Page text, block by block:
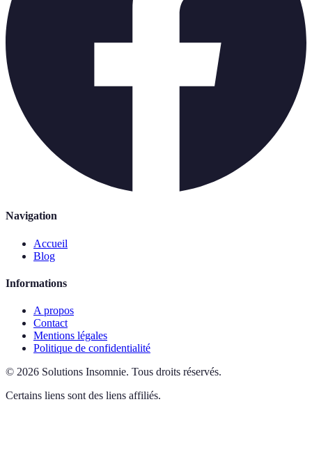
Navigation
Accueil
Blog
Informations
A propos
Contact
Mentions légales
Politique de confidentialité
© 2026 Solutions Insomnie. Tous droits réservés.
Certains liens sont des liens affiliés.